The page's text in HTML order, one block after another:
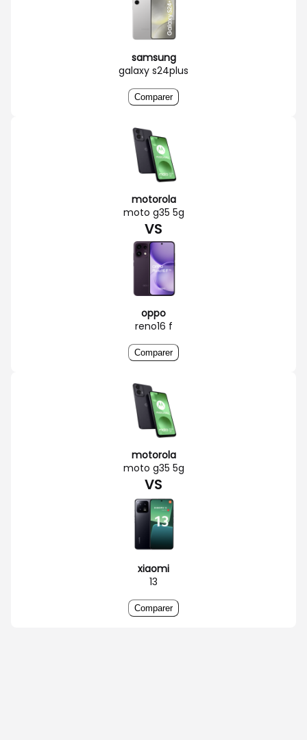
samsung
galaxy s24plus
Comparer
motorola
moto g35 5g
VS
oppo
reno16 f
Comparer
motorola
moto g35 5g
VS
xiaomi
13
Comparer